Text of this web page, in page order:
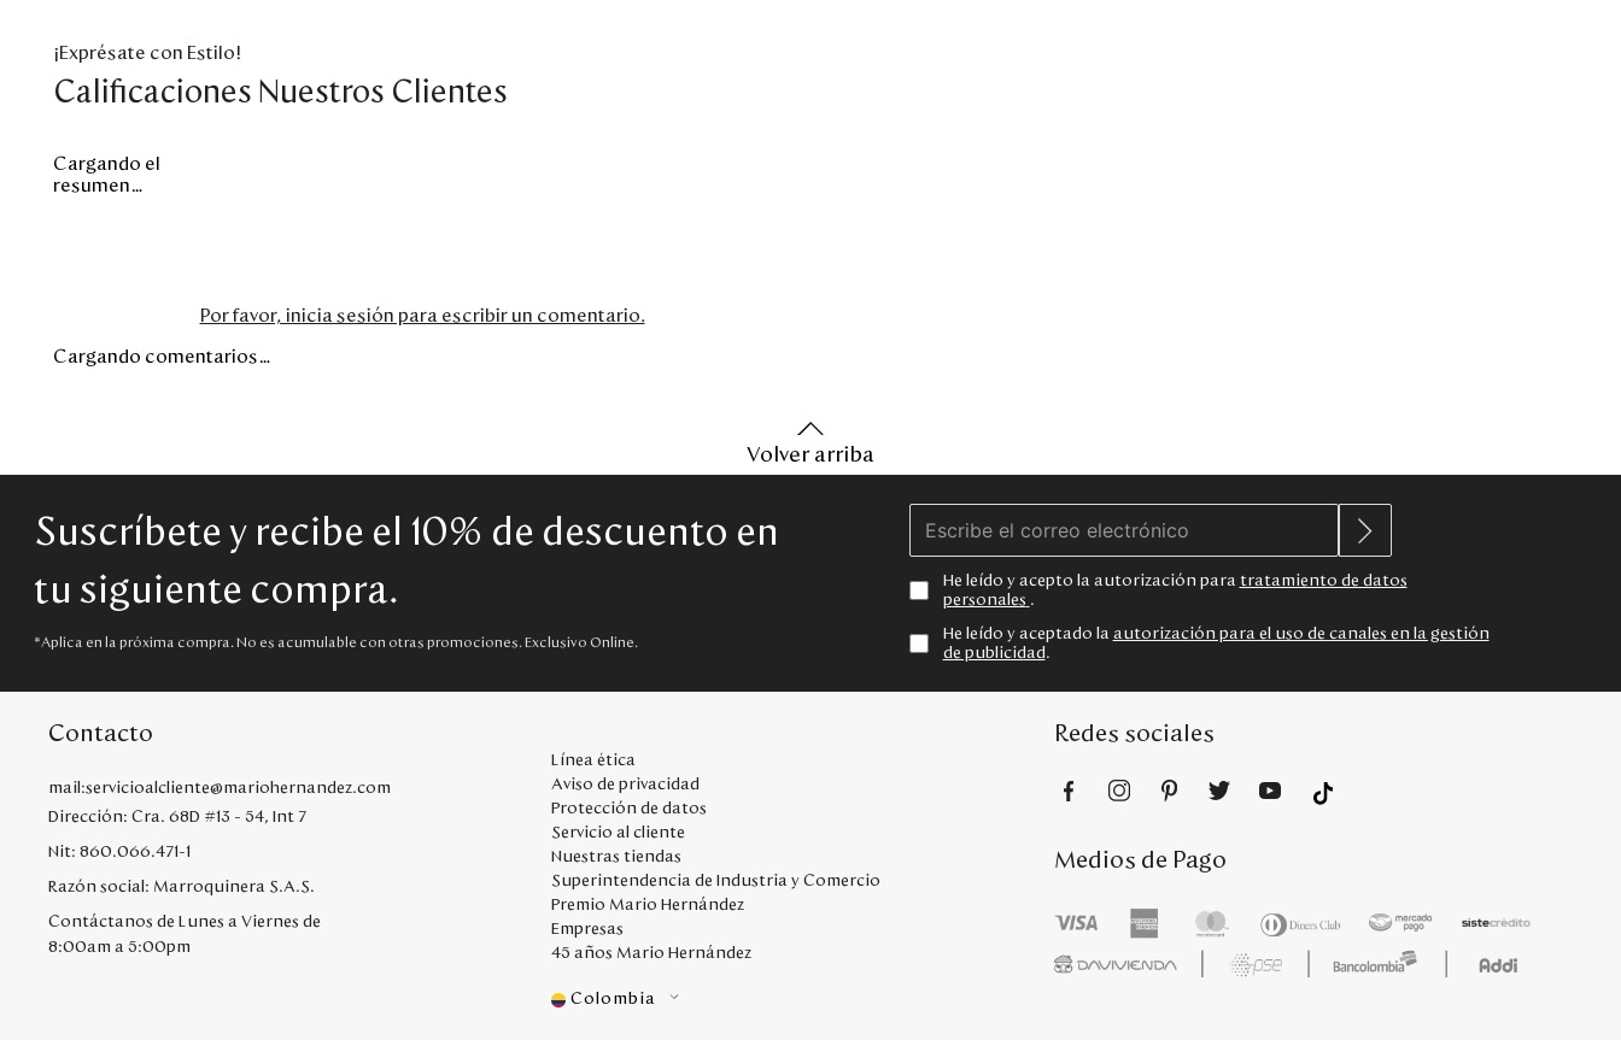
¡Exprésate con Estilo!
Calificaciones Nuestros Clientes
Cargando el
resumen…
Por favor, inicia sesión para escribir un comentario.
Cargando comentarios…
Volver arriba
Suscríbete y recibe el 10% de descuento en
tu siguiente compra.
*Aplica en la próxima compra. No es acumulable con otras promociones. Exclusivo Online.
He leído y acepto la autorización para tratamiento de datos
personales .
He leído y aceptado la autorización para el uso de canales en la gestión
de publicidad .
Contacto
mail:servicioalcliente@mariohernandez.com
Dirección: Cra. 68D #13 - 54, Int 7
Nit: 860.066.471-1
Razón social: Marroquinera S.A.S.
Contáctanos de Lunes a Viernes de
8:00am a 5:00pm
Línea ética
Aviso de privacidad
Protección de datos
Servicio al cliente
Nuestras tiendas
Superintendencia de Industria y Comercio
Premio Mario Hernández
Empresas
45 años Mario Hernández
Colombia
Redes sociales
Medios de Pago